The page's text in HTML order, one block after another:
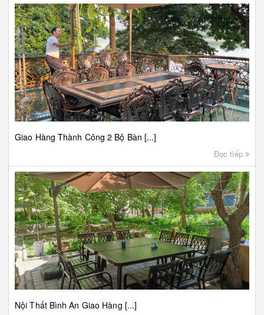
Giao Hàng Thành Công 2 Bộ Bàn [...]
Đọc tiếp
Nội Thất Bình An Giao Hàng [...]